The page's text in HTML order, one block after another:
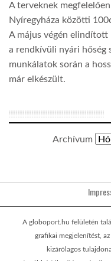
A terveknek
Nyíregyháza közötti
A május végén elindított
a rendkívüli nyári hőség
munkálatok során a
már elkészült.
Archívum
A globoport.hu felületén
grafikai megjelenítést,
kizárólagos